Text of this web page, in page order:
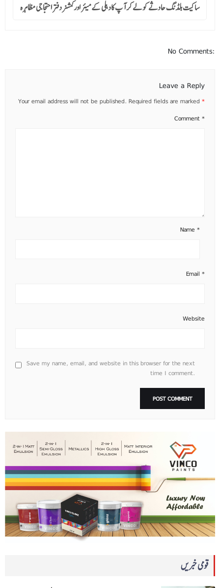
قومی خبریں
ساکیت بلڈنگ حادثے کو لے کر آپ کادہلی کے میئر اور کمشنر دفتر احتجاجی مظاہرہ
No Comments:
Leave a Reply
Your email address will not be published. Required fields are marked *
Comment *
Name *
Email *
Website
Save my name, email, and website in this browser for the next
time I comment.